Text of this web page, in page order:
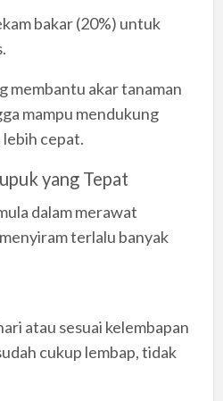
bakar (20%) untuk
membantu akar tanaman
mampu mendukung
cepat.
yang Tepat
dalam merawat
terlalu banyak
atau sesuai kelembapan
cukup lembap, tidak